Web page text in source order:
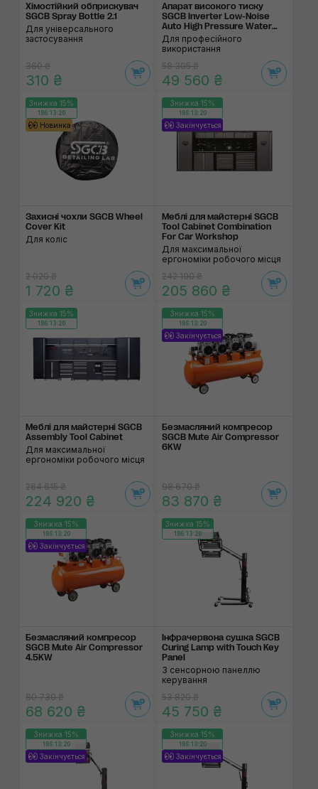
Хімостійкий обприску­вач
SGCB Spray Bottle 2.1
Для універсального
застосування
360 ₴
310 ₴
Апарат високого тиску
SGCB Inverter Low-Noise
Auto High Pressure Water
Cleaning Machine
Для професійного
використання
58 305 ₴
49 560 ₴
Знижка 15%
186:13:19
Новинка
Захисні чохли SGCB Wheel
Cover Kit
Для коліс
2 020 ₴
1 720 ₴
Знижка 15%
186:13:19
Закінчується
Меблі для майстерні SGCB
Tool Cabinet Combination
For Car Workshop
Для максимальної
ергономіки робочого місця
242 190 ₴
205 860 ₴
Знижка 15%
186:13:19
Меблі для майстерні SGCB
Assembly Tool Cabinet
Для максимальної
ергономіки робочого місця
264 615 ₴
224 920 ₴
Знижка 15%
186:13:19
Закінчується
Безмасляний компресор
SGCB Mute Air Compressor
6KW
98 670 ₴
83 870 ₴
Знижка 15%
186:13:19
Закінчується
Безмасляний компресор
SGCB Mute Air Compressor
4.5KW
80 730 ₴
68 620 ₴
Знижка 15%
186:13:19
Інфрачервона сушка SGCB
Curing Lamp with Touch Key
Panel
З сенсорною панеллю
керування
53 820 ₴
45 750 ₴
Знижка 15%
186:13:19
Закінчується
Знижка 15%
186:13:19
Закінчується